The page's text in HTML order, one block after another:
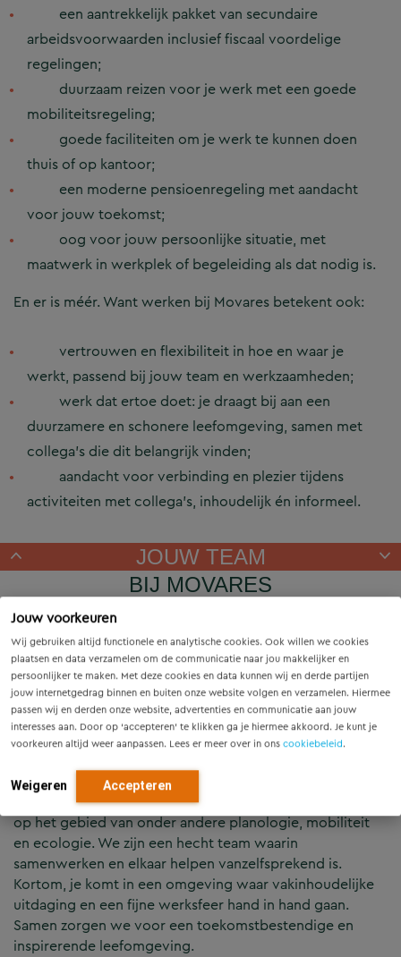
Jouw voorkeuren
Wij gebruiken altijd functionele en analytische cookies. Ook willen we cookies
plaatsen en data verzamelen om de communicatie naar jou makkelijker en
persoonlijker te maken. Met deze cookies en data kunnen wij en derde partijen
jouw internetgedrag binnen en buiten onze website volgen en verzamelen. Hiermee
passen wij en derden onze website, advertenties en communicatie aan jouw
interesses aan. Door op ‘accepteren’ te klikken ga je hiermee akkoord. Je kunt je
voorkeuren altijd weer aanpassen. Lees er meer over in ons cookiebeleid.
Weigeren Accepteren
een aantrekkelijk pakket van secundaire
arbeidsvoorwaarden inclusief fiscaal voordelige
regelingen;
duurzaam reizen voor je werk met een goede
mobiliteitsregeling;
goede faciliteiten om je werk te kunnen doen
thuis of op kantoor;
een moderne pensioenregeling met aandacht
voor jouw toekomst;
oog voor jouw persoonlijke situatie, met
maatwerk in werkplek of begeleiding als dat nodig is.
​En er is méér. Want werken bij Movares betekent ook:
vertrouwen en flexibiliteit in hoe en waar je
werkt, passend bij jouw team en werkzaamheden;
werk dat ertoe doet: je draagt bij aan een
duurzamere en schonere leefomgeving, samen met
collega’s die dit belangrijk vinden;
aandacht voor verbinding en plezier tijdens
activiteiten met collega’s, inhoudelijk én informeel.
JOUW TEAM
BIJ MOVARES
Je maakt onderdeel uit van het team Landschap en
Stedenbouw, de creatieve schakel binnen Movares. Dat
team is volop in ontwikkeling. Je werkt aan projecten die
de kwaliteit van de leefomgeving verbeteren. We
combineren creativiteit met technische kennis om
integrale oplossingen te ontwerpen voor stedelijke en
multidisciplinair team van ontwerpers en adviseurs,
waarin intensief wordt samengewerkt met specialisten
op het gebied van onder andere planologie, mobiliteit
en ecologie. We zijn een hecht team waarin
samenwerken en elkaar helpen vanzelfsprekend is.
Kortom, je komt in een omgeving waar vakinhoudelijke
uitdaging en een fijne werksfeer hand in hand gaan.
Samen zorgen we voor een toekomstbestendige en
inspirerende leefomgeving.